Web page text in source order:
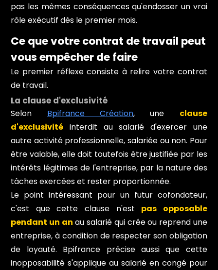
pas les mêmes conséquences qu'endosser un vrai
rôle exécutif dès le premier mois.
Ce que votre contrat de travail peut
vous empêcher de faire
Le premier réflexe consiste à relire votre contrat
de travail.
La clause d'exclusivité
Selon Bpifrance Création, une clause
d'exclusivité interdit au salarié d'exercer une
autre activité professionnelle, salariée ou non. Pour
être valable, elle doit toutefois être justifiée par les
intérêts légitimes de l'entreprise, par la nature des
tâches exercées et rester proportionnée.
Le point intéressant pour un futur cofondateur,
c'est que cette clause n'est pas opposable
pendant un an au salarié qui crée ou reprend une
entreprise, à condition de respecter son obligation
de loyauté. Bpifrance précise aussi que cette
inopposabilité s'applique au salarié en congé pour